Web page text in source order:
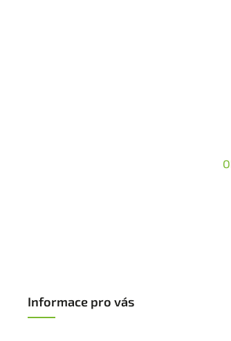
Informace pro vás